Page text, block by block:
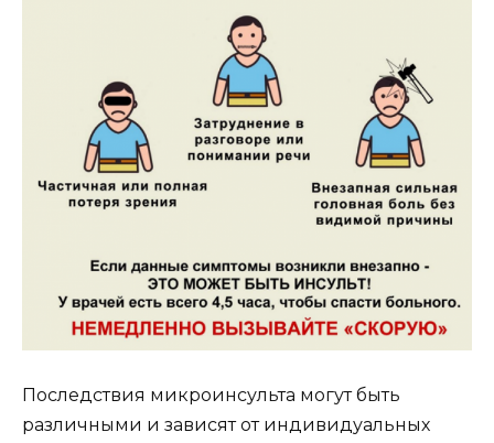
Последствия микроинсульта могут быть
различными и зависят от индивидуальных